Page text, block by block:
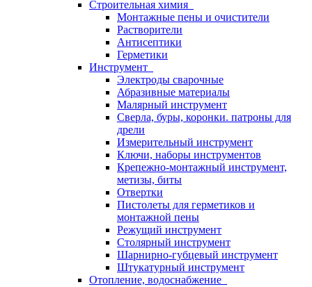
Строительная химия
Монтажные пены и очистители
Растворители
Антисептики
Герметики
Инструмент
Электроды сварочные
Абразивные материалы
Малярный инструмент
Сверла, буры, коронки. патроны для
дрели
Измерительный инструмент
Ключи, наборы инструментов
Крепежно-монтажный инструмент,
метизы, биты
Отвертки
Пистолеты для герметиков и
монтажной пены
Режущий инструмент
Столярный инструмент
Шарнирно-губцевый инструмент
Штукатурный инструмент
Отопление, водоснабжение